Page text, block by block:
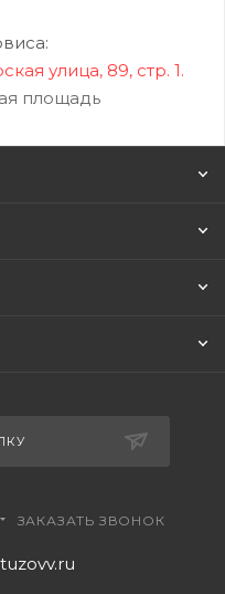
улица, 89, стр. 1.
площадь
ЗАКАЗАТЬ ЗВОНОК